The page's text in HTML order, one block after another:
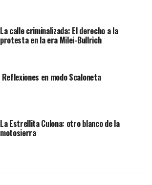
La calle criminalizada: El derecho a la
protesta en la era Milei-Bullrich
Reflexiones en modo Scaloneta
La Estrellita Culona: otro blanco de la
motosierra